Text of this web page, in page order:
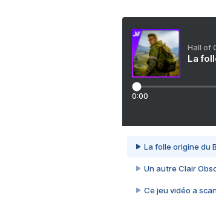
Hall of
La
0:00
La folle origine du
Un autre Clair
Ce jeu vidéo a